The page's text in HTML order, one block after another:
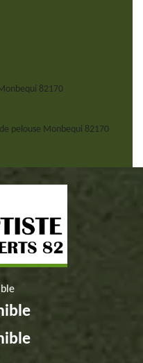
82170
pelouse Monbequi 82170